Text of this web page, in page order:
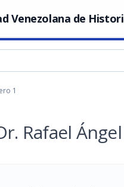
Venezolana de
1
Rafael